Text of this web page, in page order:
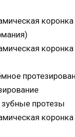
протезы